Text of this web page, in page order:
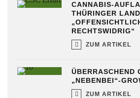
CANNABIS-
THÜRINGER
RECHTSWIDRIG“
ZUM ARTIKEL
ÜBERRASCHEND
„NEBENBEI“-
ZUM ARTIKEL